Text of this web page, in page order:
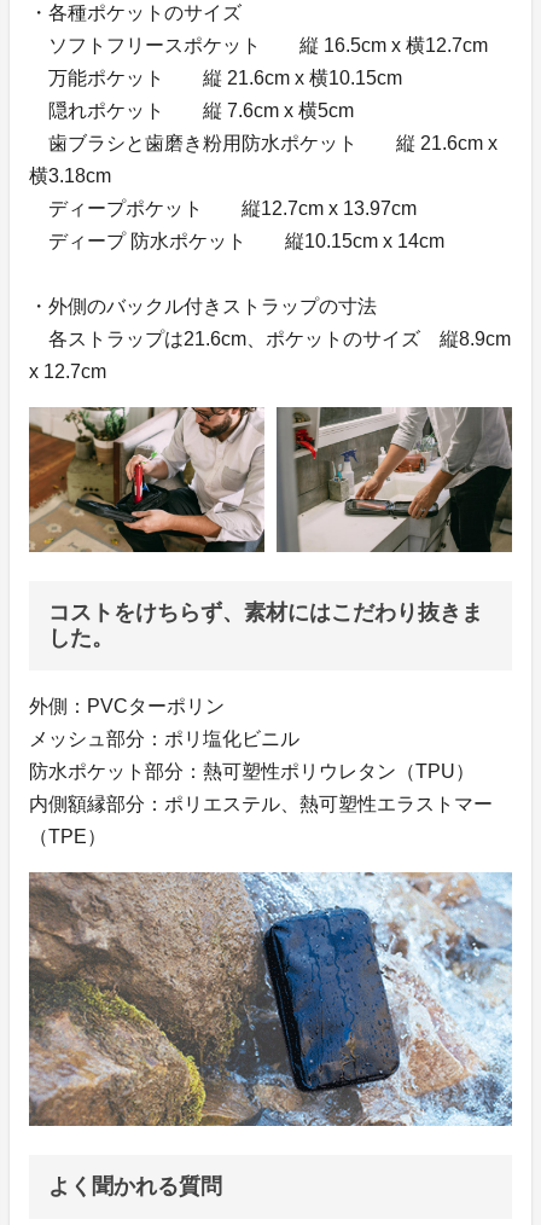
・各種ポケットのサイズ
ソフトフリースポケット 縦 16.5cm x 横12.7cm
万能ポケット 縦 21.6cm x 横10.15cm
隠れポケット 縦 7.6cm x 横5cm
歯ブラシと歯磨き粉用防水ポケット 縦 21.6cm x
横3.18cm
ディープポケット 縦12.7cm x 13.97cm
ディープ 防水ポケット 縦10.15cm x 14cm
・外側のバックル付きストラップの寸法
各ストラップは21.6cm、ポケットのサイズ 縦8.9cm
x 12.7cm
コストをけちらず、素材にはこだわり抜きま
した。
外側：PVCターポリン
メッシュ部分：ポリ塩化ビニル
防水ポケット部分：熱可塑性ポリウレタン（TPU）
内側額縁部分：ポリエステル、熱可塑性エラストマー
（TPE）
よく聞かれる質問